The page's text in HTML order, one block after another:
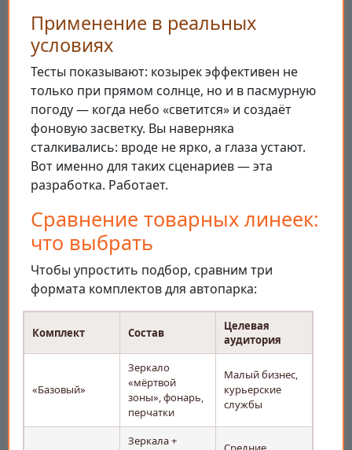
Применение в реальных
условиях
Тесты показывают: козырек эффективен не
только при прямом солнце, но и в пасмурную
погоду — когда небо «светится» и создаёт
фоновую засветку. Вы наверняка
сталкивались: вроде не ярко, а глаза устают.
Вот именно для таких сценариев — эта
разработка. Работает.
Сравнение товарных линеек:
что выбрать
Чтобы упростить подбор, сравним три
формата комплектов для автопарка:
Комплект Состав
Целевая
аудитория
«Базовый»
Зеркало
«мёртвой
зоны», фонарь,
перчатки
Малый бизнес,
курьерские
службы
Зеркала +